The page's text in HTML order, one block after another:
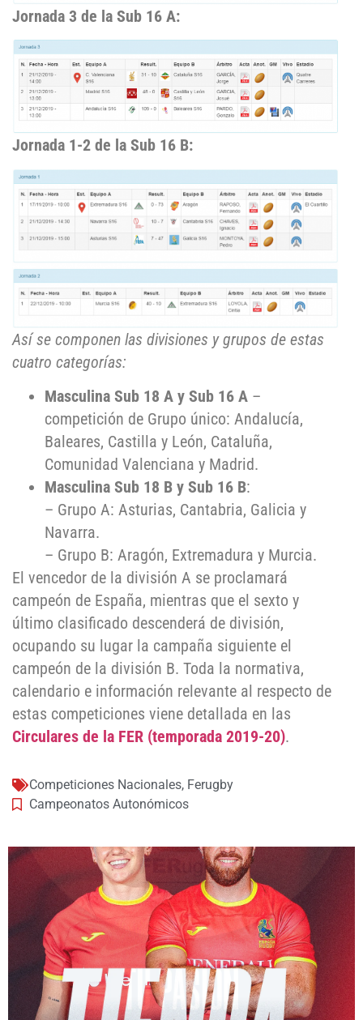
Jornada 3 de la Sub 16 A:
Jornada 1-2 de la Sub 16 B:
Así se componen las divisiones y grupos de estas
cuatro categorías:
Masculina Sub 18 A y Sub 16 A –
competición de Grupo único: Andalucía,
Baleares, Castilla y León, Cataluña,
Comunidad Valenciana y Madrid.
Masculina Sub 18 B y Sub 16 B:
– Grupo A: Asturias, Cantabria, Galicia y
Navarra.
– Grupo B: Aragón, Extremadura y Murcia.
El vencedor de la división A se proclamará
campeón de España, mientras que el sexto y
último clasificado descenderá de división,
ocupando su lugar la campaña siguiente el
campeón de la división B. Toda la normativa,
calendario e información relevante al respecto de
estas competiciones viene detallada en las
Circulares de la FER (temporada 2019-20).
Competiciones Nacionales, Ferugby
Campeonatos Autonómicos